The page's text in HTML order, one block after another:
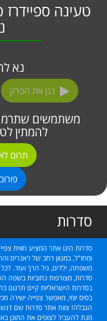
נא
נגן את הפרק
משתמשים שתרמו
להמתין
תרום
סדרות
סדרות הינו אתר המציע חווית
ומחו"ל, במגוון רחב של ז'אנרים
משפחה, ילדים, גיל הרך ועוד.
סדרות, מצורפות כתוביות בשפה
בסדרות הישראליות קיים תרגום
בסיס יומי, מאפשר צפייה ישירה
הגבלה! צוות אתר סדרות שם דגש
מנת להעביר לצופים את התוכן